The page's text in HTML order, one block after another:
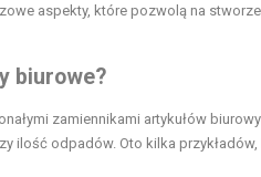
aspekty, które pozwolą na
biurowe?
zamiennikami artykułów
ilość odpadów. Oto kilka